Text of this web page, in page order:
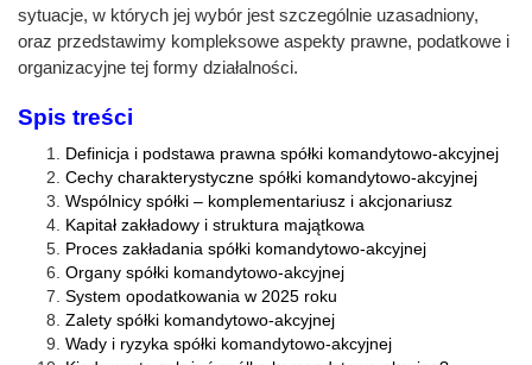
sytuacje, w których jej wybór jest szczególnie uzasadniony,
oraz przedstawimy kompleksowe aspekty prawne, podatkowe i
organizacyjne tej formy działalności.
Spis treści
Definicja i podstawa prawna spółki komandytowo-akcyjnej
Cechy charakterystyczne spółki komandytowo-akcyjnej
Wspólnicy spółki – komplementariusz i akcjonariusz
Kapitał zakładowy i struktura majątkowa
Proces zakładania spółki komandytowo-akcyjnej
Organy spółki komandytowo-akcyjnej
System opodatkowania w 2025 roku
Zalety spółki komandytowo-akcyjnej
Wady i ryzyka spółki komandytowo-akcyjnej